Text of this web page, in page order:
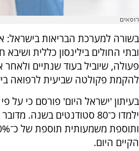
רופאים
בשורה למערכת הבריאות בישראל:
ובתי החולים בילינסון כללית
פעולה, שיוביל בעוד שנתיים ולאחר
להקמת פקולטה שביעית לרפואה
בעיתון 'ישראל היום' פורסם כי על
ילמדו כ־80 סטודנטים בשנה.
הקיים היום.